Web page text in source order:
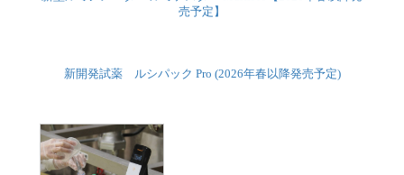
売予定】
新開発試薬 ルシパック Pro (2026年春以降発売予定)